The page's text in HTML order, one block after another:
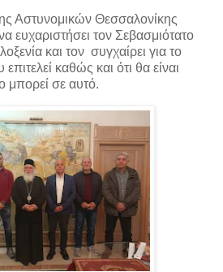
Αστυνομικών Θεσσαλονίκης
ευχαριστήσει τον Σεβασμιότατο
και τον συγχαίρει για το
καθώς και ότι θα είναι
μπορεί σε αυτό.